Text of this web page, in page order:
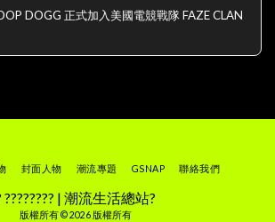
DOGG 正式加入美國電競戰隊 FAZE CLAN
???????? | 潮流生活總站?
版權所有 © 2026 版權所有
封面人物 潮流專題 GSNAP 聯絡我們